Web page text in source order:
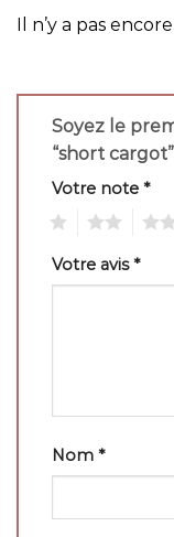
Il n’y a pas encore
Soyez le
“short cargot”
Votre note *
Votre avis*
Nom *